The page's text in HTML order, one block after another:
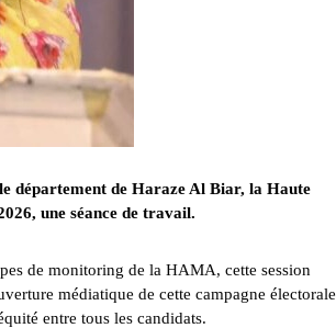
département de Haraze Al Biar, la Haute
une séance de travail.
de monitoring de la HAMA, cette session
médiatique de cette campagne électorale
entre tous les candidats.